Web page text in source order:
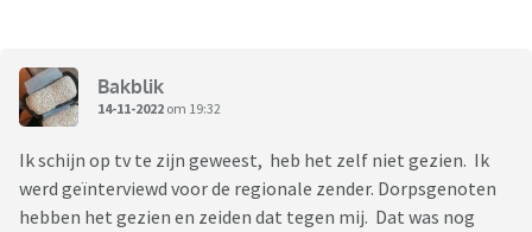
Bakblik
14-11-2022 om 19:32
Ik schijn op tv te zijn geweest, heb het zelf niet gezien. Ik
werd geïnterviewd voor de regionale zender. Dorpsgenoten
hebben het gezien en zeiden dat tegen mij. Dat was nog